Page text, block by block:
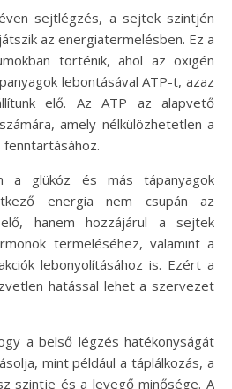
sejtlégzés, a sejtek szintjén
az energiatermelésben. Ez a
történik, ahol az oxigén
lebontásával ATP-t, azaz
elő. Az ATP az alapvető
amely nélkülözhetetlen a
a glükóz és más tápanyagok
energia nem csupán az
hanem hozzájárul a sejtek
termeléséhez, valamint a
lebonyolításához is. Ezért a
hatással lehet a szervezet
a belső légzés hatékonyságát
mint például a táplálkozás, a
szintje és a levegő minősége. A